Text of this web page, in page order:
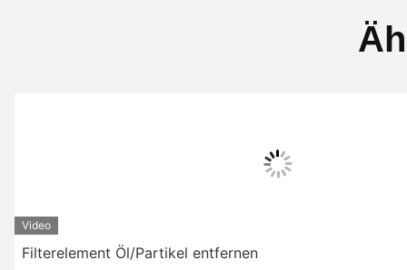
Video
Filterelement Öl/Partikel entfernen